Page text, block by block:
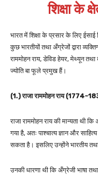
शिक्षा के
भारत में शिक्षा के प्रसार के लिए
कुछ भारतीयों तथा अँग्रेजों द्वारा
राममोहन राय, डेविड हेयर, मेथ्यून
ज्योति बा फूले प्रमुख हैं।
(1.) राजा राममोहन राय (1774-
राजा राममोहन राय की मान्यता थी
गया है, अतः पाश्चात्य ज्ञान और
सकता है। इसलिए उन्होंने भारतीय
उनकी धारणा थी कि अँग्रेजी भाषा